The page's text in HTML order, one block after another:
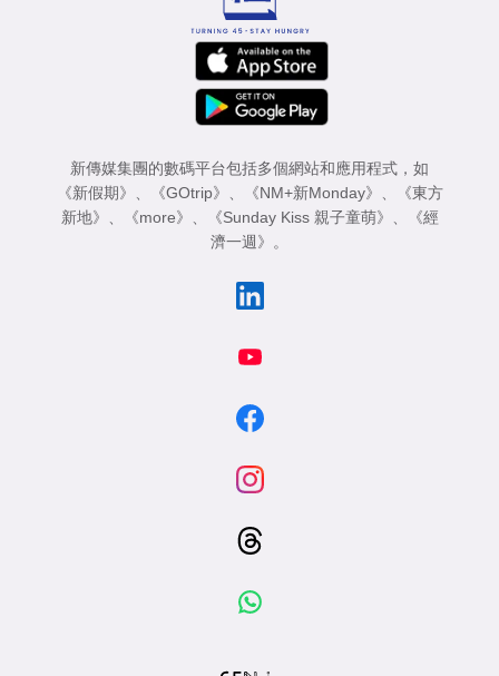
新傳媒集團的數碼平台包括多個網站和應用程式，如
《新假期》 、 《GOtrip》 、 《NM+新Monday》 、
《東方
新地》 、 《more》 、 《Sunday Kiss 親子童萌》 、
《經
濟一週》 。